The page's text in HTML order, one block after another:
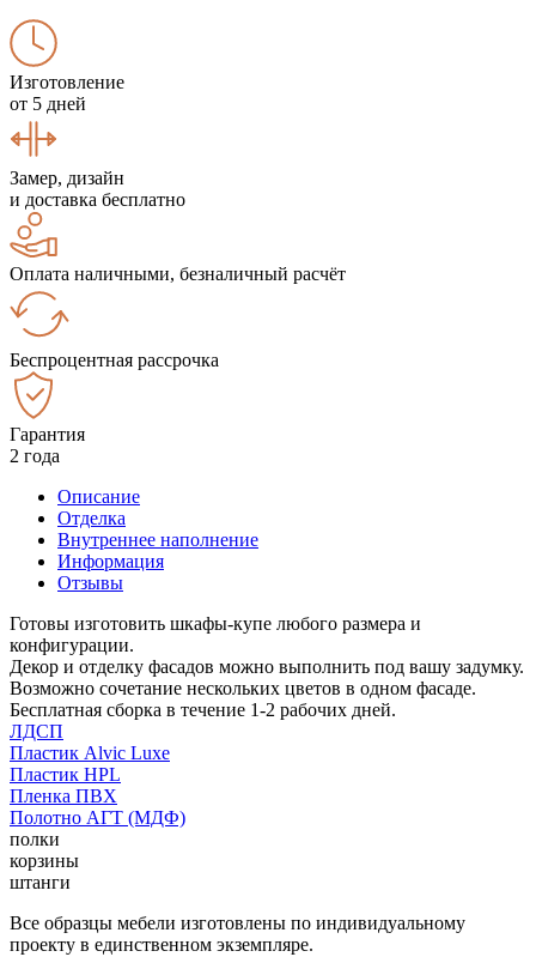
Изготовление
от 5 дней
Замер, дизайн
и доставка бесплатно
Оплата наличными, безналичный расчёт
Беспроцентная рассрочка
Гарантия
2 года
Описание
Отделка
Внутреннее наполнение
Информация
Отзывы
Готовы изготовить шкафы-купе любого размера и
конфигурации.
Декор и отделку фасадов можно выполнить под вашу задумку.
Возможно сочетание нескольких цветов в одном фасаде.
Бесплатная сборка в течение 1-2 рабочих дней.
ЛДСП
Пластик Alvic Luxe
Пластик HPL
Пленка ПВХ
Полотно АГТ (МДФ)
полки
корзины
штанги
Все образцы мебели изготовлены по индивидуальному
проекту в единственном экземпляре.